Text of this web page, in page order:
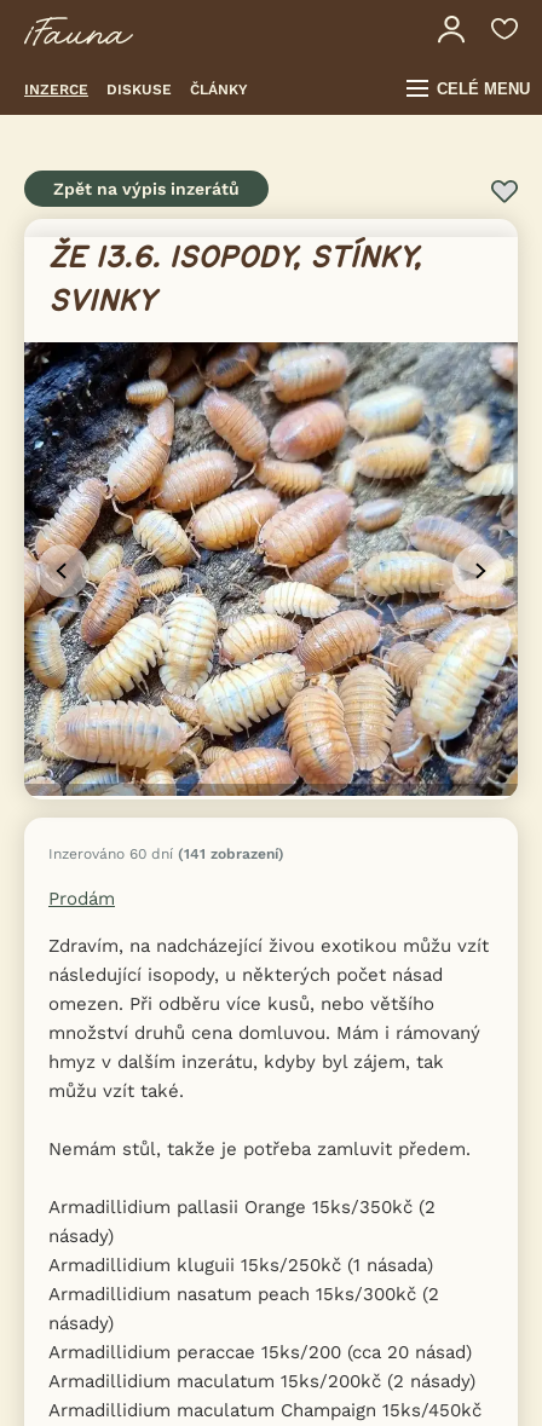
INZERCE DISKUSE ČLÁNKY CELÉ MENU
Zpět na výpis inzerátů
Inzerováno 60 dní (141 zobrazení)
Prodám
Zdravím, na nadcházející živou exotikou můžu vzít
následující isopody, u některých počet násad
omezen. Při odběru více kusů, nebo většího
množství druhů cena domluvou. Mám i rámovaný
hmyz v dalším inzerátu, kdyby byl zájem, tak
můžu vzít také.
Nemám stůl, takže je potřeba zamluvit předem.
Armadillidium pallasii Orange 15ks/350kč (2
násady)
Armadillidium kluguii 15ks/250kč (1 násada)
Armadillidium nasatum peach 15ks/300kč (2
násady)
Armadillidium peraccae 15ks/200 (cca 20 násad)
Armadillidium maculatum 15ks/200kč (2 násady)
Armadillidium maculatum Champaign 15ks/450kč
ŽE 13.6. ISOPODY, STÍNKY,
SVINKY